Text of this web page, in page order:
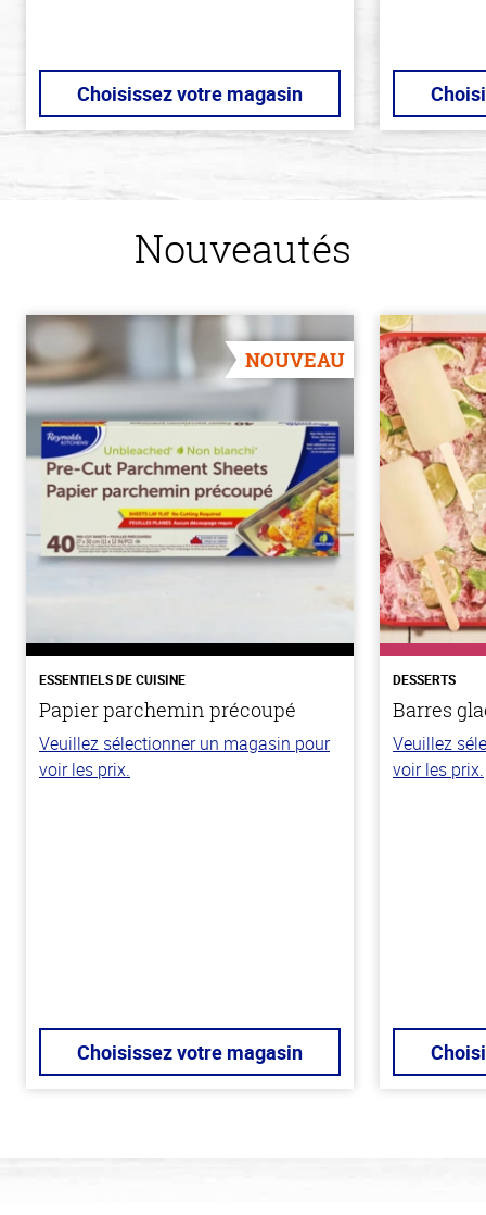
Choisissez votre magasin
Nouveautés
NOUVEAU
ESSENTIELS DE CUISINE
Papier parchemin précoupé
Veuillez sélectionner un magasin pour
voir les prix.
Choisissez votre magasin
DESSERTS
Barres
Veuillez
voir les prix.